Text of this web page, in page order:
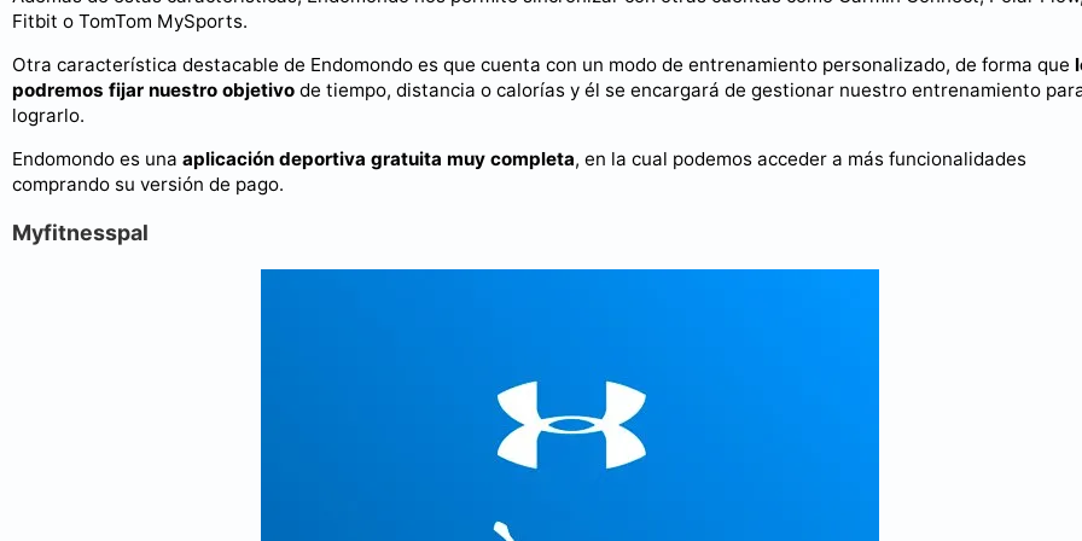
Fitbit o TomTom MySports.
Otra característica destacable de Endomondo es que cuenta con un modo de entrenamiento personalizado, de forma que
podremos fijar nuestro objetivo de tiempo, distancia o calorías y él se encargará de gestionar nuestro entrenamiento
lograrlo.
Endomondo es una aplicación deportiva gratuita muy completa, en la cual podemos acceder a más funcionalidades
comprando su versión de pago.
Myfitnesspal